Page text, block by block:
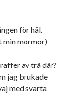
för hål.
min mormor)
av trä där?
jag brukade
med svarta